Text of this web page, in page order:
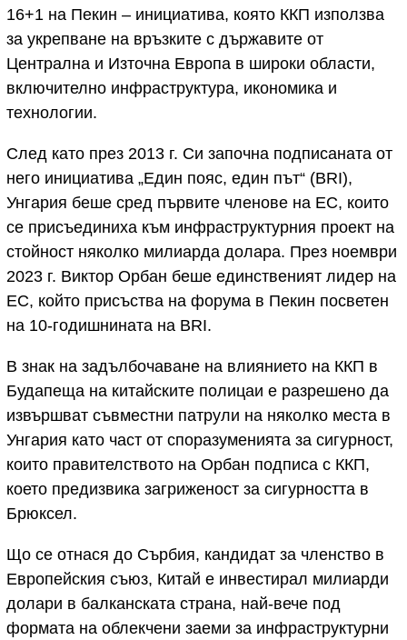
16+1 на Пекин – инициатива, която ККП използва
за укрепване на връзките с държавите от
Централна и Източна Европа в широки области,
включително инфраструктура, икономика и
технологии.
След като през 2013 г. Си започна подписаната от
него инициатива „Един пояс, един път“ (BRI),
Унгария беше сред първите членове на ЕС, които
се присъединиха към инфраструктурния проект на
стойност няколко милиарда долара. През ноември
2023 г. Виктор Орбан беше единственият лидер на
ЕС, който присъства на форума в Пекин посветен
на 10-годишнината на BRI.
В знак на задълбочаване на влиянието на ККП в
Будапеща на китайските полицаи е разрешено да
извършват съвместни патрули на няколко места в
Унгария като част от споразуменията за сигурност,
които правителството на Орбан подписа с ККП,
което предизвика загриженост за сигурността в
Брюксел.
Що се отнася до Сърбия, кандидат за членство в
Европейския съюз, Китай е инвестирал милиарди
долари в балканската страна, най-вече под
формата на облекчени заеми за инфраструктурни